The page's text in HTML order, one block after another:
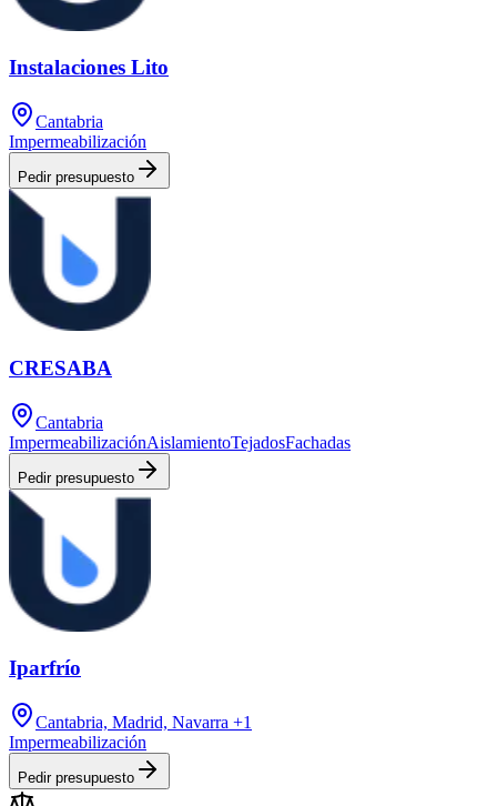
Instalaciones Lito
Cantabria
Impermeabilización
Pedir presupuesto
CRESABA
Cantabria
ImpermeabilizaciónAislamientoTejadosFachadas
Pedir presupuesto
Iparfrío
Cantabria, Madrid, Navarra +1
Impermeabilización
Pedir presupuesto